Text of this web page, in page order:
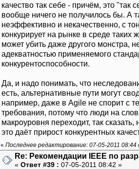
качество так себе - причём, это "так
вообще ничего не получилось бы. А
неэффективно и некачественно, с
конкурирует на рынке в среде таких
может убить даже другого монстра,
адекватностью применяемого
конкурентоспособности.
Да, и надо понимать, что
есть, альтернативные пути могут
например, даже в Agile не спорит с
требования, потому что люди на
макроуровня переходит, так
это даёт прирост конкурентных
« Последнее редактирование: 07-05-2011
Re: Рекомендации IEEE по
« Ответ #39 : 07-05-2011 08:42 »